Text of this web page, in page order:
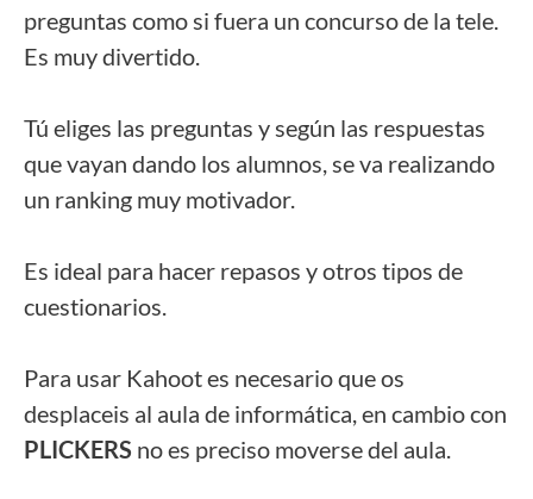
preguntas como si fuera un concurso de la tele.
Es muy divertido.
Tú eliges las preguntas y según las respuestas
que vayan dando los alumnos, se va realizando
un ranking muy motivador.
Es ideal para hacer repasos y otros tipos de
cuestionarios.
Para usar Kahoot es necesario que os
PLICKERS no es preciso moverse del aula.